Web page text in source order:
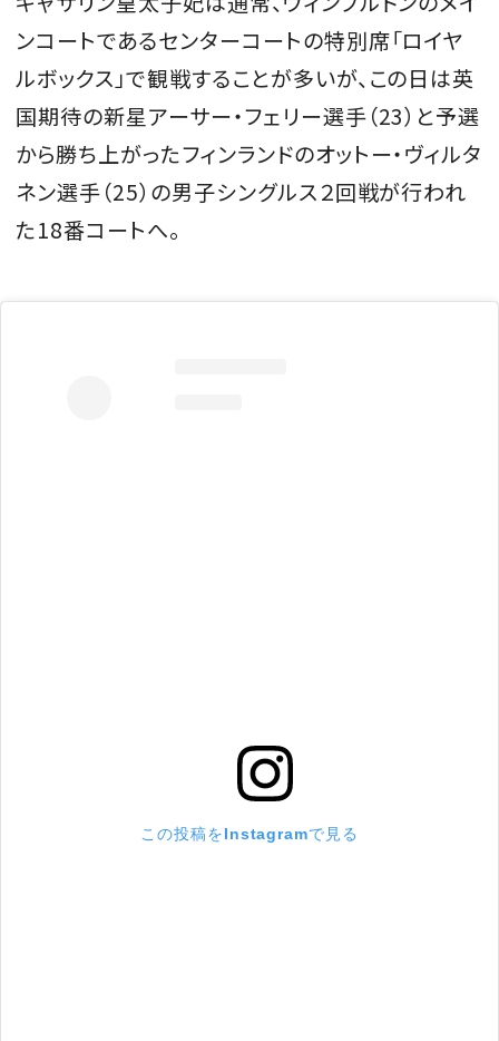
ンコートであるセンターコートの特別席「ロイヤ
ルボックス」で観戦することが多いが、この日は英
国期待の新星アーサー・フェリー選手（23）と予選
から勝ち上がったフィンランドのオットー・ヴィルタ
ネン選手（25）の男子シングルス２回戦が行われ
た18番コートへ。
この投稿をInstagramで見る